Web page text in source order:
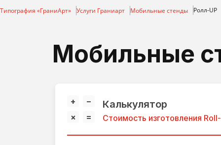
Буклеты и Брошюры
Евробуклеты
Открытки и приглашения
Пакеты бумажные
Латексная
Бэклит
Планшетная
Типография «ГраниАрт» Услуги Граниарт Мобильные стенды Ролл-UP
Мобильные
+
−
×
=
Калькулятор
Cтоимость изготовления